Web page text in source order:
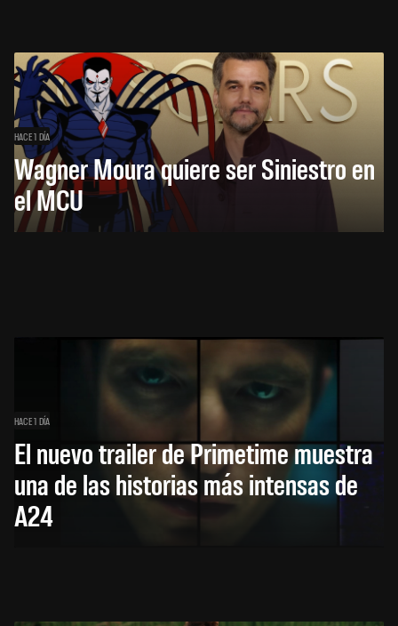
HACE 1 DÍA
Wagner Moura quiere ser Siniestro en
el MCU
HACE 1 DÍA
El nuevo trailer de Primetime muestra
una de las historias más intensas de
A24